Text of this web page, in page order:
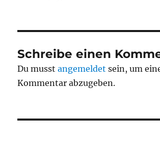
Schreibe einen
Du musstangemeldet sein, um
Kommentar abzugeben.